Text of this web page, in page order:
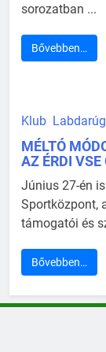
sorozatban ...
Bővebben…
Klub
MÉLTÓ
AZ ÉRDI
Június 27-én
Sportközpont,
támogatói és
Bővebben…